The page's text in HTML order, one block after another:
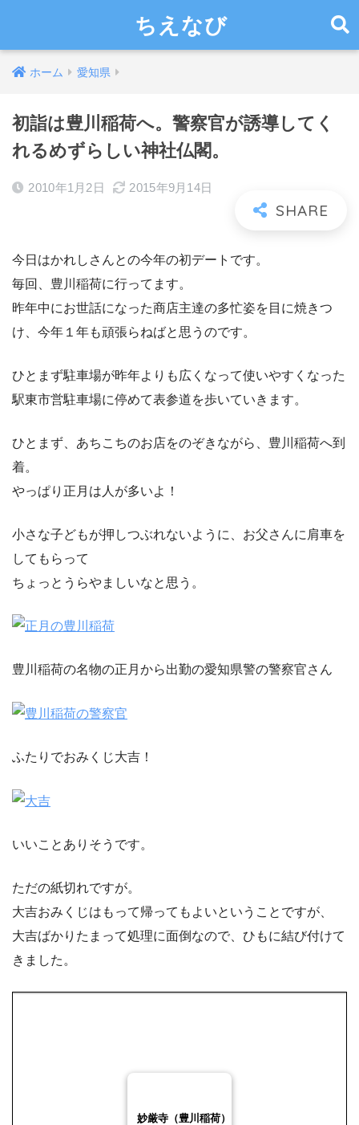
ちえなび
ホーム 愛知県
初詣は豊川稲荷へ。警察官が誘導してく
れるめずらしい神社仏閣。
2010年1月2日 2015年9月14日
今日はかれしさんとの今年の初デートです。
毎回、豊川稲荷に行ってます。
昨年中にお世話になった商店主達の多忙姿を目に焼きつ
け、今年１年も頑張らねばと思うのです。
ひとまず駐車場が昨年よりも広くなって使いやすくなった
駅東市営駐車場に停めて表参道を歩いていきます。
ひとまず、あちこちのお店をのぞきながら、豊川稲荷へ到
着。
やっぱり正月は人が多いよ！
小さな子どもが押しつぶれないように、お父さんに肩車を
してもらって
ちょっとうらやましいなと思う。
豊川稲荷の名物の正月から出勤の愛知県警の警察官さん
ふたりでおみくじ大吉！
いいことありそうです。
ただの紙切れですが。
大吉おみくじはもって帰ってもよいということですが、
大吉ばかりたまって処理に面倒なので、ひもに結び付けて
きました。
妙厳寺（豊川稲荷）